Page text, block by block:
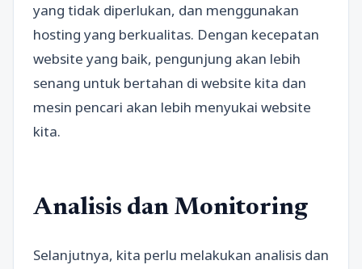
yang tidak diperlukan, dan menggunakan
hosting yang berkualitas. Dengan kecepatan
website yang baik, pengunjung akan lebih
senang untuk bertahan di website kita dan
mesin pencari akan lebih menyukai website
kita.
Analisis dan Monitoring
Selanjutnya, kita perlu melakukan analisis dan